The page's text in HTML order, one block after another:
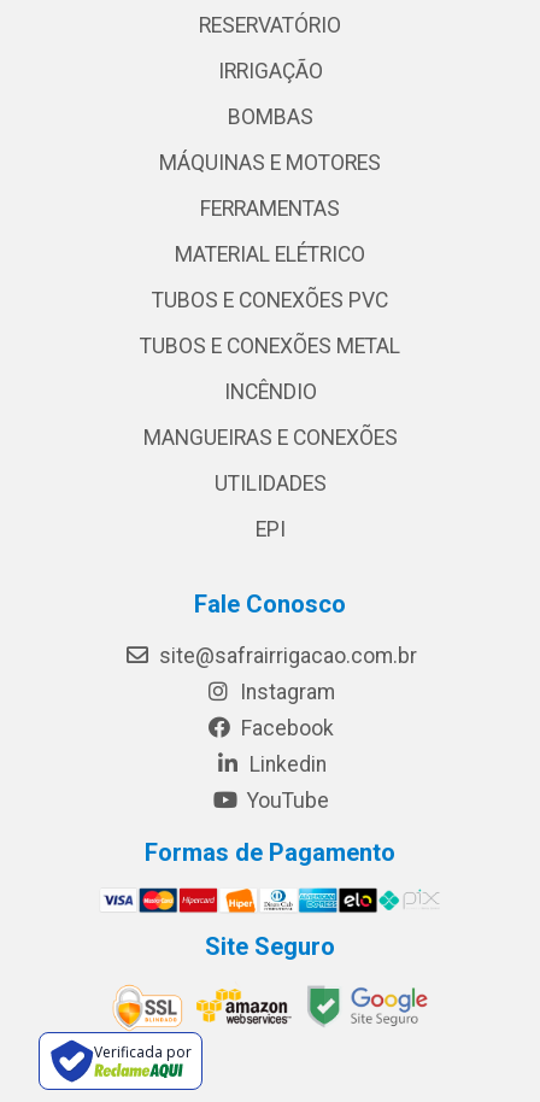
RESERVATÓRIO
IRRIGAÇÃO
BOMBAS
MÁQUINAS E MOTORES
FERRAMENTAS
MATERIAL ELÉTRICO
TUBOS E CONEXÕES PVC
TUBOS E CONEXÕES METAL
INCÊNDIO
MANGUEIRAS E CONEXÕES
UTILIDADES
EPI
Fale Conosco
site@safrairrigacao.com.br
Instagram
Facebook
Linkedin
YouTube
Formas de Pagamento
Site Seguro
Verificada por